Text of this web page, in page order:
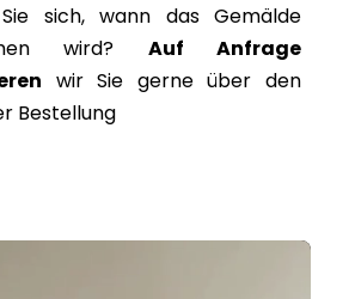
sich, wann das Gemälde
wird? Auf Anfrage
wir Sie gerne über den
Bestellung